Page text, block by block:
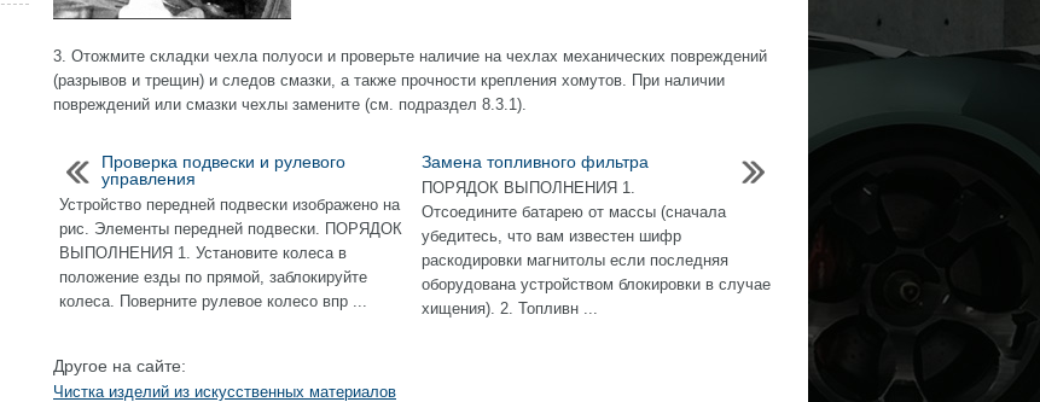
3. Отожмите складки чехла полуоси и проверьте наличие на чехлах механических повреждений
(разрывов и трещин) и следов смазки, а также прочности крепления хомутов. При наличии
повреждений или смазки чехлы замените (см. подраздел 8.3.1).
Проверка подвески и рулевого
управления
Устройство передней подвески изображено на
рис. Элементы передней подвески. ПОРЯДОК
ВЫПОЛНЕНИЯ 1. Установите колеса в
положение езды по прямой, заблокируйте
колеса. Поверните рулевое колесо впр ...
Замена топливного фильтра
ПОРЯДОК ВЫПОЛНЕНИЯ 1.
Отсоедините батарею от массы (сначала
убедитесь, что вам известен шифр
раскодировки магнитолы если последняя
оборудована устройством блокировки в случае
хищения). 2. Топливн ...
Другое на сайте:
Чистка изделий из искусственных материалов